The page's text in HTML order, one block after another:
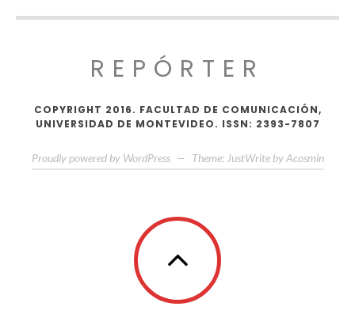
REPÓRTER
COPYRIGHT 2016. FACULTAD DE COMUNICACIÓN,
UNIVERSIDAD DE MONTEVIDEO. ISSN: 2393-7807
Proudly powered by WordPress — Theme: JustWrite by Acosmin